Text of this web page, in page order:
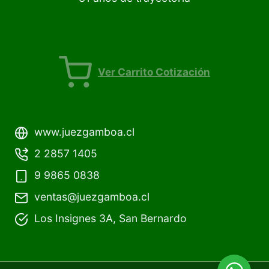
Ver Carrito Cotización
www.juezgamboa.cl
2 2857 1405
9 9865 0838
ventas@juezgamboa.cl
Los Insignes 3A, San Bernardo